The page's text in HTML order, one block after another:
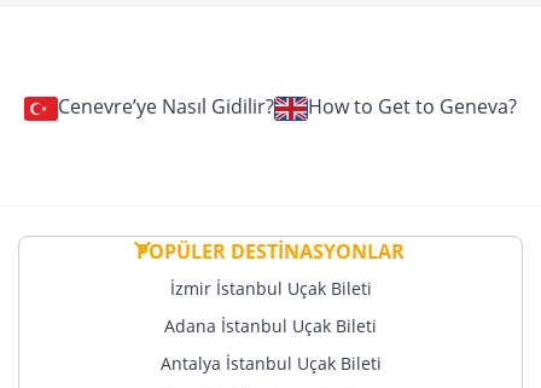
Cenevre’ye Nasıl Gidilir? How to Get to Geneva?
POPÜLER DESTİNASYONLAR
İzmir İstanbul Uçak Bileti
Adana İstanbul Uçak Bileti
Antalya İstanbul Uçak Bileti